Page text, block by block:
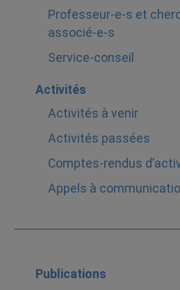
Professeur-e-s et
associé-e-s
Service-conseil
Activités
Activités à venir
Activités passées
Comptes-rendus
Appels à
Publications